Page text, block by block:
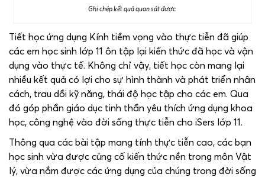
Ghi chép kết quả quan sát được
Tiết học ứng dụng Kính tiềm vọng vào thực tiễn đã giúp
các em học sinh lớp 11 ôn tập lại kiến thức đã học và vận
dụng vào thực tế. Không chỉ vậy, tiết học còn mang lại
nhiều kết quả có lợi cho sự hình thành và phát triển nhân
cách, trau dồi kỹ năng, thái độ học tập cho các em. Qua
đó góp phần giáo dục tinh thần yêu thích ứng dụng khoa
học, công nghệ vào đời sống thực tiễn cho iSers lớp 11.
Thông qua các bài tập mang tính thực tiễn cao, các bạn
học sinh vừa được củng cố kiến thức nền trong môn Vật
lý, vừa nắm được các ứng dụng của chúng trong đời sống